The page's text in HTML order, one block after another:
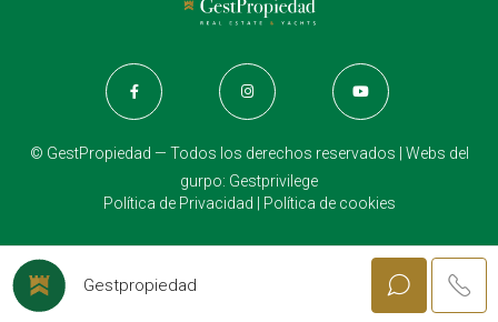
© GestPropiedad — Todos los derechos reservados | Webs del
gurpo: Gestprivilege
Política de Privacidad
Política de cookies
Gestpropiedad